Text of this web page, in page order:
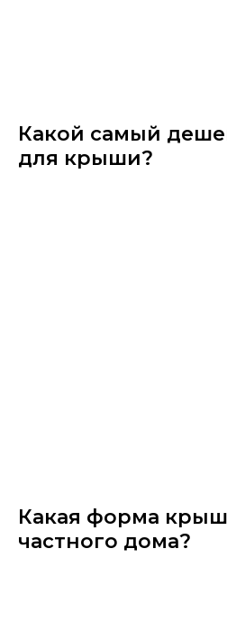
Какой самый
для крыши?
Какая форма
частного дома?